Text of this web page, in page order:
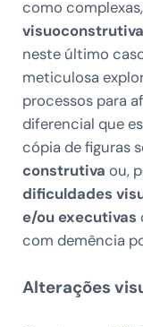
como
neste último
meticulosa
processos para
diferencial que
cópia de figuras
construtiva ou,
dificuldades
e/ou executivas
com demência
Alterações